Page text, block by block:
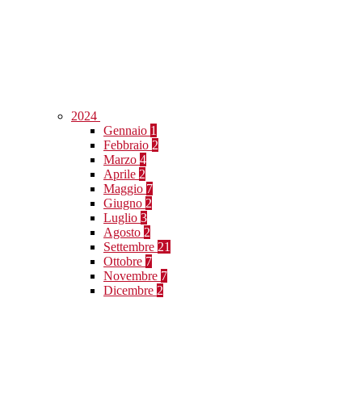
2024
Gennaio 1
Febbraio 2
Marzo 4
Aprile 2
Maggio 7
Giugno 2
Luglio 3
Agosto 2
Settembre 21
Ottobre 7
Novembre 7
Dicembre 2